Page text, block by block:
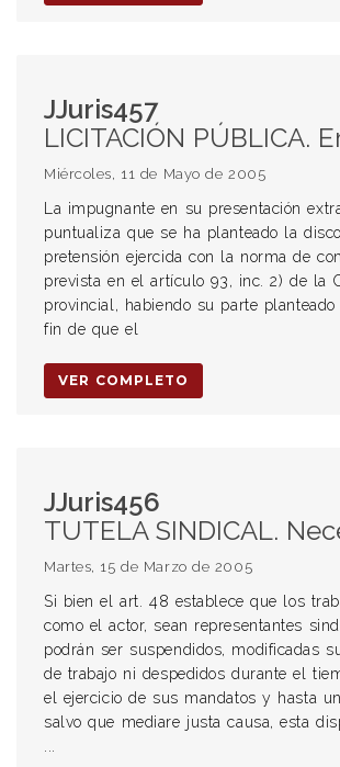
JJuris457
LICITACIÓN PÚBLICA. Empresa adjudicataria. Apertura de carta de crédito. Rescisión intempestiva de la provincia por exceso de endeudamiento. Reclamo indemnizatorio por frustración de contrato. COMPETENCIA. Contencioso administrativa por tratarse de un contrato
Miércoles, 11 de Mayo de 2005
La impugnante en su presentación
puntualiza que se ha planteado la
pretensión ejercida con la norma de
prevista en el artículo 93, inc. 2) de la
provincial, habiendo su parte
fin de que el
VER COMPLETO
JJuris456
TUTELA SINDICAL. Necesidad de resolución judicial previa para la exclusión de la garantía. Conducta arbitraria del empleador
Martes, 15 de Marzo de 2005
Si bien el art. 48 establece que los
como el actor, sean representantes
podrán ser suspendidos, modificadas
de trabajo ni despedidos durante el
el ejercicio de sus mandatos y hasta
salvo que mediare justa causa, esta